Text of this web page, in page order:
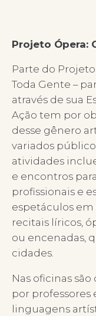
Projeto Ópera:
Parte do
Toda Gente –
através de sua
Ação tem por
desse gênero
variados
atividades
e encontros
profissionais e
espetáculos
recitais líricos,
ou encenadas,
cidades.
Nas oficinas
por professores
linguagens